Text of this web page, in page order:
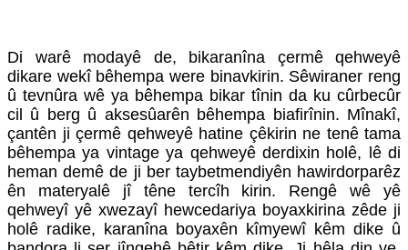
Di warê modayê de, bikaranîna çermê qehweyê
dikare wekî bêhempa were binavkirin. Sêwiraner reng
û tevnûra wê ya bêhempa bikar tînin da ku cûrbecûr
cil û berg û aksesûarên bêhempa biafirînin. Mînakî,
çantên ji çermê qehweyê hatine çêkirin ne tenê tama
bêhempa ya vintage ya qehweyê derdixin holê, lê di
heman demê de ji ber taybetmendiyên hawirdorparêz
ên materyalê jî têne tercîh kirin. Rengê wê yê
qehweyî yê xwezayî hewcedariya boyaxkirina zêde ji
holê radike, karanîna boyaxên kîmyewî kêm dike û